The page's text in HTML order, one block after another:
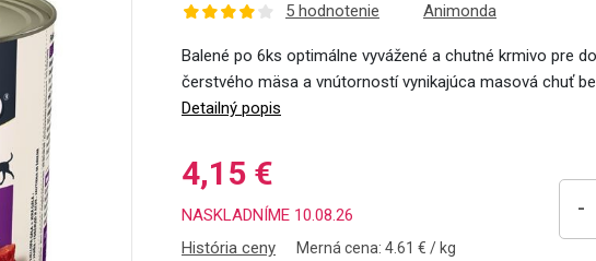
5 hodnotenie Animonda
Balené po 6ks optimálne vyvážené a chutné krmivo pre
čerstvého mäsa a vnútorností vynikajúca masová chuť
Detailný popis
4,15 €
NASKLADNÍME 10.08.26
História ceny
Merná cena: 4.61 € / kg
-